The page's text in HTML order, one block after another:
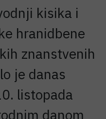
kisika i
hranidbene
znanstvenih
je danas
listopada
danom